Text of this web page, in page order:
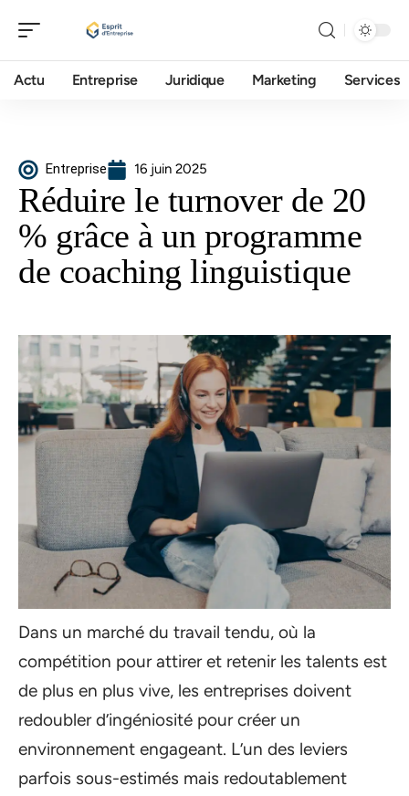
Actu Entreprise Juridique Marketing Services
Entreprise 16 juin 2025
Réduire le turnover de 20
% grâce à un programme
de coaching linguistique
Dans un marché du travail tendu, où la
compétition pour attirer et retenir les talents est
de plus en plus vive, les entreprises doivent
redoubler d’ingéniosité pour créer un
environnement engageant. L’un des leviers
parfois sous-estimés mais redoutablement